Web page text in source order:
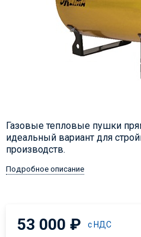
Газовые тепловые пушки
идеальный вариант для
производств.
Подробное описание
53 000₽ с НДС